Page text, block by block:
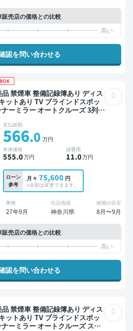
販売店の価格との比較
認を問い合わせる
OK
ットあり TV ブラインドスポッ
ーミラー オートクルーズ 3列シ
ダー 衝突軽減 両側電動スライ
支払総額
566.0 万円
本体価格
555.0万円
諸費用
11.0万円
ローン
参考
月々 75,600 円
※金額は変更できます。
車検
27年9月
出品地域
神奈川県
納期の目安
8月〜9月
販売店の価格との比較
認を問い合わせる
ットあり TV ブラインドスポッ
ーミラー オートクルーズ スマ